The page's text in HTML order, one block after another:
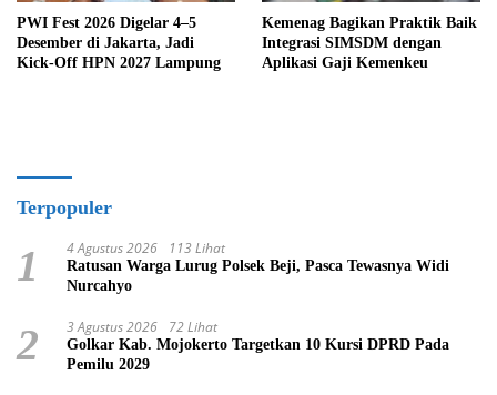
PWI Fest 2026 Digelar 4–5
Desember di Jakarta, Jadi
Kick-Off HPN 2027 Lampung
Kemenag Bagikan Praktik Baik
Integrasi SIMSDM dengan
Aplikasi Gaji Kemenkeu
Terpopuler
1 4 Agustus 2026 113 Lihat
Ratusan Warga Lurug Polsek Beji, Pasca Tewasnya Widi
Nurcahyo
2 3 Agustus 2026 72 Lihat
Golkar Kab. Mojokerto Targetkan 10 Kursi DPRD Pada
Pemilu 2029